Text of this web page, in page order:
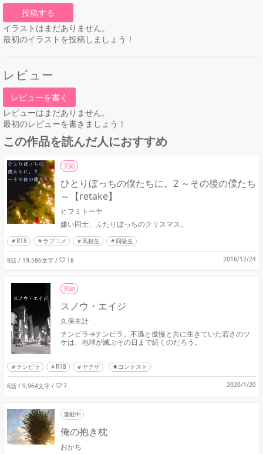
投稿する
イラストはまだありません。
最初のイラストを投稿しましょう！
レビュー
レビューを書く
レビューはまだありません。
最初のレビューを書きましょう！
この作品を読んだ人におすすめ
完結
ひとりぼっちの僕たちに。2 ～その後の僕たち
～【retake】
ヒフミトーヤ
嫌い同士、ふたりぼっちのクリスマス。
R18 ラブコメ 高校生 同級生
8話 / 19,586文字 / 18 2016/12/24
完結
スノウ・エイジ
久保主計
チンピラ→チンピラ。不遜と傲慢と共に生きていた若さのツ
ケは、地球が滅ぶその日まで続くのだろう。
チンピラ R18 ヤクザ ★コンテスト
6話 / 9,964文字 / 7 2020/1/20
連載中
俺の抱き枕
おかち